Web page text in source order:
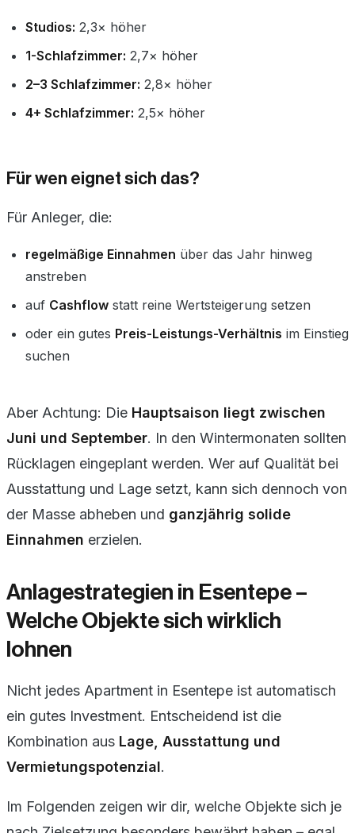
Studios: 2,3× höher
1-Schlafzimmer: 2,7× höher
2–3 Schlafzimmer: 2,8× höher
4+ Schlafzimmer: 2,5× höher
Für wen eignet sich das?
Für Anleger, die:
regelmäßige Einnahmen über das Jahr hinweg
anstreben
auf Cashflow statt reine Wertsteigerung setzen
oder ein gutes Preis-Leistungs-Verhältnis im Einstieg
suchen
Aber Achtung: Die Hauptsaison liegt zwischen
Juni und September. In den Wintermonaten sollten
Rücklagen eingeplant werden. Wer auf Qualität bei
Ausstattung und Lage setzt, kann sich dennoch von
der Masse abheben und ganzjährig solide
Einnahmen erzielen.
Anlagestrategien in Esentepe –
Welche Objekte sich wirklich
lohnen
Nicht jedes Apartment in Esentepe ist automatisch
ein gutes Investment. Entscheidend ist die
Kombination aus Lage, Ausstattung und
Vermietungspotenzial.
Im Folgenden zeigen wir dir, welche Objekte sich je